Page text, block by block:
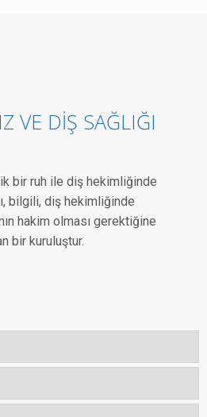
VE DİŞ SAĞLIĞI
bir ruh ile diş hekimliğinde
bilgili, diş hekimliğinde
hakim olması gerektiğine
bir kuruluştur.